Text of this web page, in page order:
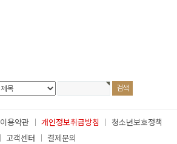
이용약관 개인정보취급방침
청소년보호정책
고객센터 결제문의